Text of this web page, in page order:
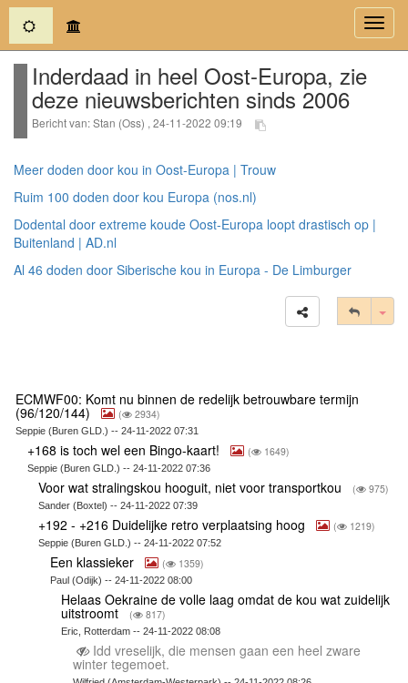
(current)
Inderdaad in heel Oost-Europa, zie
deze nieuwsberichten sinds 2006
Bericht van: Stan (Oss) , 24-11-2022 09:19
Meer doden door kou in Oost-Europa | Trouw
Ruim 100 doden door kou Europa (nos.nl)
Dodental door extreme koude Oost-Europa loopt drastisch op |
Buitenland | AD.nl
Al 46 doden door Siberische kou in Europa - De Limburger
ECMWF00: Komt nu binnen de redelijk betrouwbare termijn
(96/120/144) ( 2934)
Seppie (Buren GLD.) -- 24-11-2022 07:31
+168 is toch wel een Bingo-kaart! ( 1649)
Seppie (Buren GLD.) -- 24-11-2022 07:36
Voor wat stralingskou hooguit, niet voor transportkou ( 975)
Sander (Boxtel) -- 24-11-2022 07:39
+192 - +216 Duidelijke retro verplaatsing hoog ( 1219)
Seppie (Buren GLD.) -- 24-11-2022 07:52
Een klassieker ( 1359)
Paul (Odijk) -- 24-11-2022 08:00
Helaas Oekraine de volle laag omdat de kou wat zuidelijk
uitstroomt ( 817)
Eric, Rotterdam -- 24-11-2022 08:08
Idd vreselijk, die mensen gaan een heel zware
winter tegemoet.